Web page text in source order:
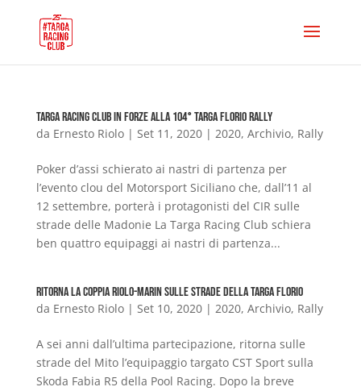
Targa Racing Club in forze alla 104° Targa Florio Rally
da Ernesto Riolo| Set 11, 2020| 2020, Archivio, Rally
Poker d’assi schierato ai nastri di partenza per
l’evento clou del Motorsport Siciliano che, dall’11 al
12 settembre, porterà i protagonisti del CIR sulle
strade delle Madonie La Targa Racing Club schiera
ben quattro equipaggi ai nastri di partenza...
Ritorna la coppia Riolo-Marin sulle strade della Targa Florio
da Ernesto Riolo| Set 10, 2020| 2020, Archivio, Rally
A sei anni dall’ultima partecipazione, ritorna sulle
strade del Mito l’equipaggio targato CST Sport sulla
Skoda Fabia R5 della Pool Racing. Dopo la breve